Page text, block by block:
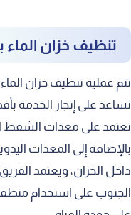
تنظيف خزان
تتم عملية تنظيف خزان
تساعد على إنجاز الخدمة
نعتمد على معدات الشفط
بالإضافة إلى المعدات
داخل الخزان، ويعتمد
الجنوب على استخدام